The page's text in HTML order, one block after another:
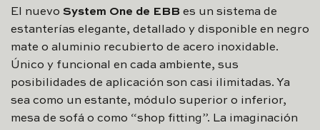
El nuevo System One de EBB es un sistema de
estanterías elegante, detallado y disponible en negro
mate o aluminio recubierto de acero inoxidable.
Único y funcional en cada ambiente, sus
posibilidades de aplicación son casi ilimitadas. Ya
sea como un estante, módulo superior o inferior,
mesa de sofá o como “shop fitting”. La imaginación